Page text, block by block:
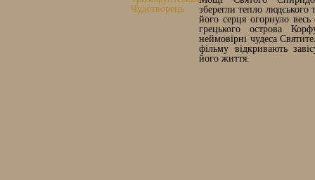
зберегли тепло людського
його серця огорнуло
грецького острова
неймовірні чудеса
фільму відкривають
його життя.